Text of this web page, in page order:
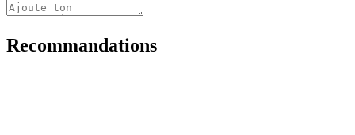
Recommandations